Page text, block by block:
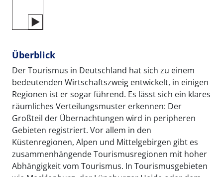
Überblick
Der Tourismus in Deutschland hat sich zu einem
bedeutenden Wirtschaftszweig entwickelt, in einigen
Regionen ist er sogar führend. Es lässt sich ein klares
räumliches Verteilungsmuster erkennen: Der
Großteil der Übernachtungen wird in peripheren
Gebieten registriert. Vor allem in den
Küstenregionen, Alpen und Mittelgebirgen gibt es
zusammenhängende Tourismusregionen mit hoher
Abhängigkeit vom Tourismus. In Tourismusgebieten